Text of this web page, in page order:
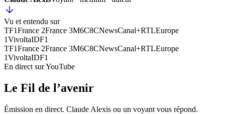
Vu et entendu sur
TF1France 2France 3M6C8CNewsCanal+RTLEurope
1VivoltaIDF1
TF1France 2France 3M6C8CNewsCanal+RTLEurope
1VivoltaIDF1
En direct sur YouTube
Le Fil de l’avenir
Émission en direct. Claude Alexis ou un voyant vous répond.